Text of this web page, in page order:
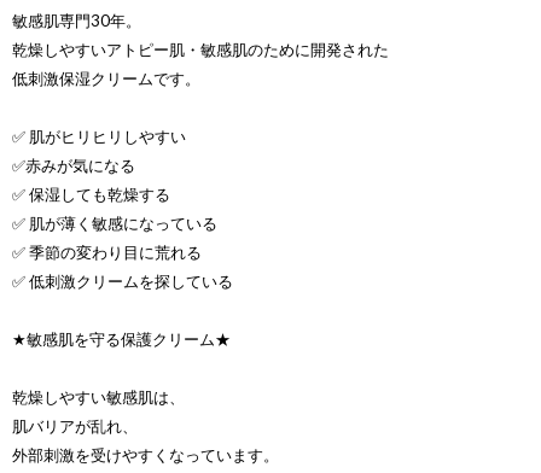
敏感肌専門30年。
乾燥しやすいアトピー肌・敏感肌のために開発された
低刺激保湿クリームです。
✅ 肌がヒリヒリしやすい
✅赤みが気になる
✅ 保湿しても乾燥する
✅ 肌が薄く敏感になっている
✅ 季節の変わり目に荒れる
✅ 低刺激クリームを探している
★敏感肌を守る保護クリーム★
乾燥しやすい敏感肌は、
肌バリアが乱れ、
外部刺激を受けやすくなっています。